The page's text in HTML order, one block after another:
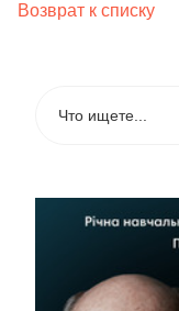
Возврат к списку